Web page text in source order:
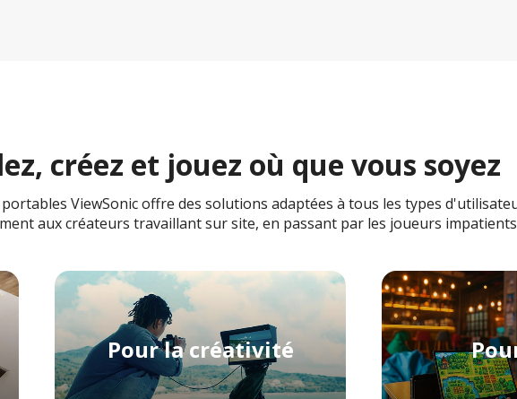
créez et jouez où que vous soyez
ViewSonic offre des solutions adaptées à tous les types
aux créateurs travaillant sur site, en passant par les joueurs
Pour la créativité